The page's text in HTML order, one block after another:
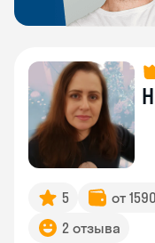
5 от
2 отзыва